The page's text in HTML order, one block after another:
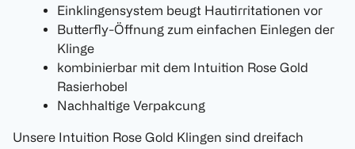
Einklingensystem beugt Hautirritationen vor
Butterfly-Öffnung zum einfachen Einlegen der
Klinge
kombinierbar mit dem Intuition Rose Gold
Rasierhobel
Nachhaltige Verpakcung
Unsere Intuition Rose Gold Klingen sind dreifach